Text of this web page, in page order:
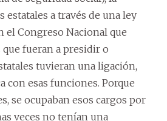
estatales a través de una ley
el Congreso Nacional que
fueran a presidir o
tuvieran una ligación,
con esas funciones. Porque
se ocupaban esos cargos por
veces no tenían una